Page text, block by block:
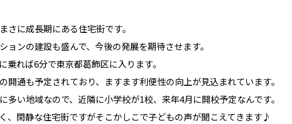
さに成長期にある住宅街です。
ョンの建設も盛んで、今後の発展を期待させます。
乗れば6分で東京都葛飾区に入ります。
開通も予定されており、ますます利便性の向上が見込まれています。
多い地域なので、近隣に小学校が1校、来年4月に開校予定なんです。
、閑静な住宅街ですがそこかしこで子どもの声が聞こえてきます♪